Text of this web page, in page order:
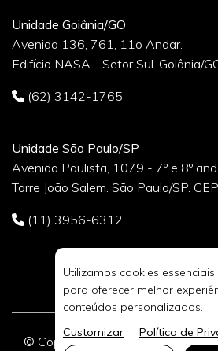
Unidade Goiânia/GO
Avenida 136, 761, 11o Andar.
Edifício NASA - Setor Sul. Goiânia/
(62) 3142-1765
Unidade São Paulo/SP
Avenida Paulista, 1079 - 7º e 8º
Torre João Salem. São Paulo/SP.
(11) 3956-6312
© Copyright 2026 DIVIA
Utilizamos cookies
para oferecer melhor
conteúdos personalizados.
Customizar
Política de